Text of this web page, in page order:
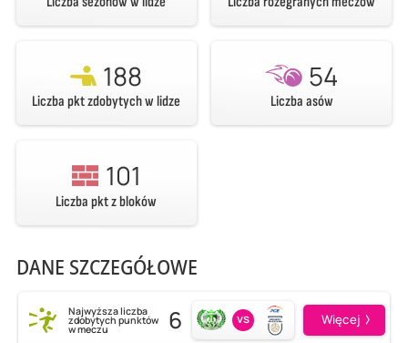
188
Liczba pkt zdobytych w lidze
54
Liczba asów
101
Liczba pkt z bloków
DANE SZCZEGÓŁOWE
Najwyższa liczba
zdobytych punktów
w meczu 6 vs Więcej